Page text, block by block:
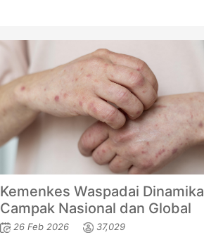
Kemenkes Waspadai Dinamika
Campak Nasional dan Global
26 Feb 2026 37,029